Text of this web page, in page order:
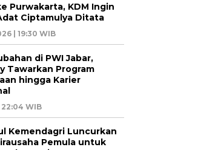
Purwakarta, KDM Ingin
Ciptamulya Ditata
| 19:30 WIB
di PWI Jabar,
Tawarkan Program
hingga Karier
22:04 WIB
Kemendagri Luncurkan
Pemula untuk